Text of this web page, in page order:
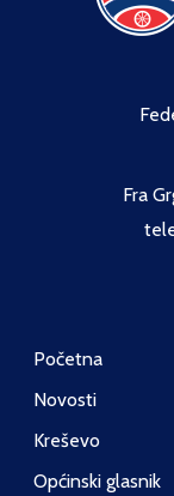
Fra
Početna
Novosti
Kreševo
Općinski glasnik